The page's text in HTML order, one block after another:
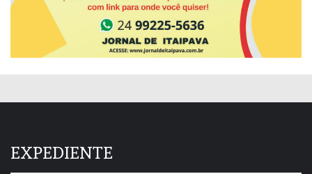
EXPEDIENTE